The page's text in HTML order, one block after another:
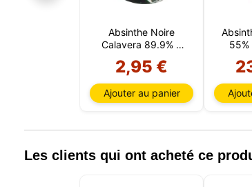
Absinthe Noire
Calavera 89.9% 5
2,95 €
Ajouter au panier
55%
Les clients qui ont acheté ce